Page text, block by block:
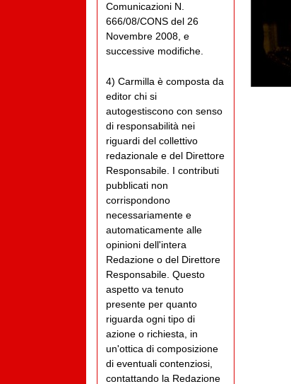
Comunicazioni N.
666/08/CONS del 26
Novembre 2008, e
successive modifiche.
4) Carmilla è composta da
editor chi si
autogestiscono con senso
di responsabilità nei
riguardi del collettivo
redazionale e del Direttore
Responsabile. I contributi
pubblicati non
corrispondono
necessariamente e
automaticamente alle
opinioni dell'intera
Redazione o del Direttore
Responsabile. Questo
aspetto va tenuto
presente per quanto
riguarda ogni tipo di
azione o richiesta, in
un'ottica di composizione
di eventuali contenziosi,
contattando la Redazione